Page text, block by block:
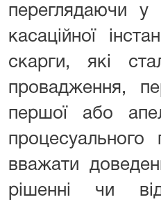
переглядаючи у
касаційної
скарги, які
провадження,
першої або
вважати
рішенні чи